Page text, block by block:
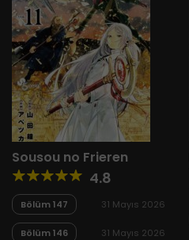
Sousou no Frieren
4.8
Bölüm 147 31 Mayıs 2026
Bölüm 146 31 Mayıs 2026